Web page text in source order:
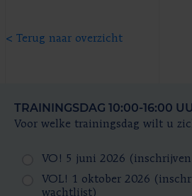
< Terug naar overzicht
TRAININGSDAG 10:00-16:00
Voor welke trainingsdag wilt u
VO! 5 juni 2026
VOL! 1 oktober 2026
wachtlijst)